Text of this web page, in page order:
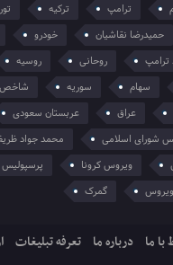
ترامپ ترکیه
حمیدرضا نقاشیان خودرو
ترامپ روحانی
روسیه
سهام سوریه
عراق عربستان سعودی
شورای اسلامی محمد جواد
ویروس کرونا پرسپولیس
ویروس گمرک
با ما درباره ما تعرفه تبلیغات